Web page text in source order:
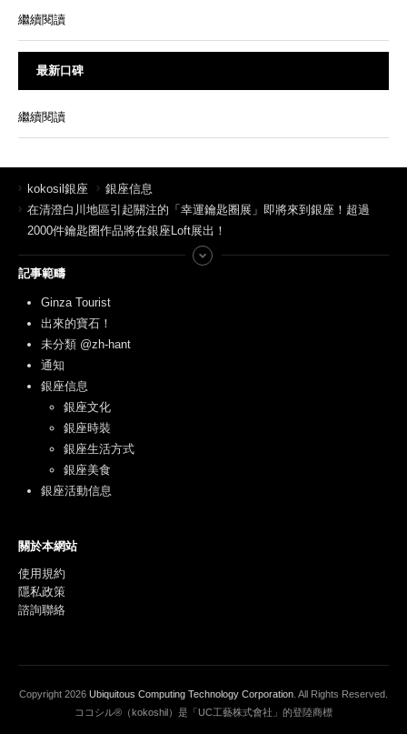
繼續閱讀
最新口碑
繼續閱讀
kokosil銀座
銀座信息
在清澄白川地區引起關注的「幸運鑰匙圈展」即將來到銀座！超過
2000件鑰匙圈作品將在銀座Loft展出！
記事範疇
Ginza Tourist
出來的寶石！
未分類 @zh-hant
通知
銀座信息
銀座文化
銀座時裝
銀座生活方式
銀座美食
銀座活動信息
關於本網站
使用規約
隱私政策
諮詢聯絡
Copyright 2026 Ubiquitous Computing Technology Corporation . All Rights Reserved.
ココシル®（kokoshil）是「UC工藝株式會社」的登陸商標